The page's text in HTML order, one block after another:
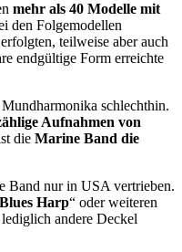
mehr als 40 Modelle mit
den Folgemodellen
teilweise aber auch
endgültige Form erreichte
schlechthin.
Aufnahmen von
die Marine Band die
Band nur in USA vertrieben.
Blues Harp“ oder weiteren
andere Deckel